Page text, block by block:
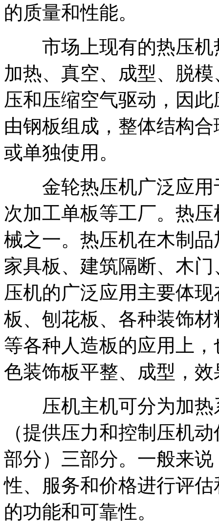
的质量和性能。
市场上现有的热压机
加热、真空、成型、脱
压和压缩空气驱动，因
由钢板组成，整体结构
或单独使用。
金轮热压机广泛应用
次加工单板等工厂。热
械之一。热压机在木制
家具板、建筑隔断、木
压机的广泛应用主要体
板、刨花板、各种装饰
等各种人造板的应用上
色装饰板平整、成型，
压机主机可分为加热
（提供压力和控制压机
部分）三部分。一般来
性、服务和价格进行评
的功能和可靠性。